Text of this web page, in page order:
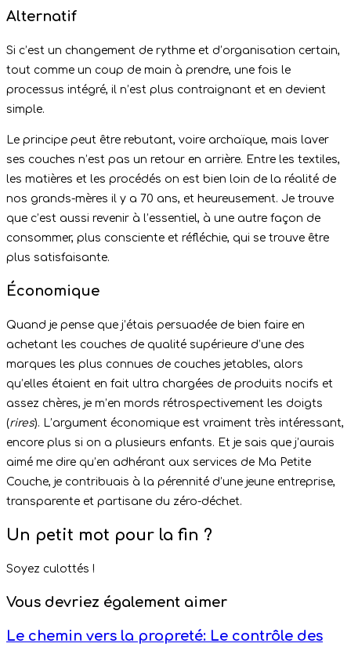
Alternatif
Si c’est un changement de rythme et d’organisation certain,
tout comme un coup de main à prendre, une fois le
processus intégré, il n’est plus contraignant et en devient
simple.
Le principe peut être rebutant, voire archaïque, mais laver
ses couches n’est pas un retour en arrière. Entre les textiles,
les matières et les procédés on est bien loin de la réalité de
nos grands-mères il y a 70 ans, et heureusement. Je trouve
que c’est aussi revenir à l’essentiel, à une autre façon de
consommer, plus consciente et réfléchie, qui se trouve être
plus satisfaisante.
Économique
Quand je pense que j’étais persuadée de bien faire en
achetant les couches de qualité supérieure d’une des
marques les plus connues de couches jetables, alors
qu’elles étaient en fait ultra chargées de produits nocifs et
assez chères, je m’en mords rétrospectivement les doigts
(rires). L’argument économique est vraiment très intéressant,
encore plus si on a plusieurs enfants. Et je sais que j’aurais
aimé me dire qu’en adhérant aux services de Ma Petite
Couche, je contribuais à la pérennité d’une jeune entreprise,
transparente et partisane du zéro-déchet.
Un petit mot pour la fin ?
Soyez culottés !
Vous devriez également aimer
Le chemin vers la propreté: Le contrôle des